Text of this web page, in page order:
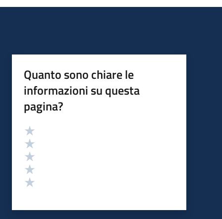
Quanto sono chiare le
informazioni su questa
pagina?
Valutazione